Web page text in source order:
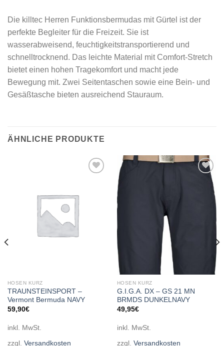
Die killtec Herren Funktionsbermudas mit Gürtel ist der
perfekte Begleiter für die Freizeit. Sie ist
wasserabweisend, feuchtigkeitstransportierend und
schnelltrocknend. Das leichte Material mit Comfort-Stretch
bietet einen hohen Tragekomfort und macht jede
Bewegung mit. Zwei Seitentaschen sowie eine Bein- und
Gesäßtasche bieten ausreichend Stauraum.
ÄHNLICHE PRODUKTE
HOSEN KURZ
TRAUNSTEINSPORT –
Vermont Bermuda NAVY
59,90€
inkl. MwSt.
zzgl. Versandkosten
HOSEN KURZ
G.I.G.A. DX – GS 21 MN
BRMDS DUNKELNAVY
49,95€
inkl. MwSt.
zzgl. Versandkosten